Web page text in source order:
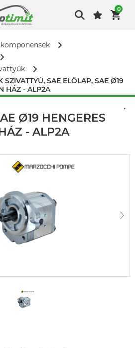
0
SZIVATTYÚ, SAE ELŐLAP, SAE Ø19
HÁZ - ALP2A
Ø19 HENGERES
- ALP2A